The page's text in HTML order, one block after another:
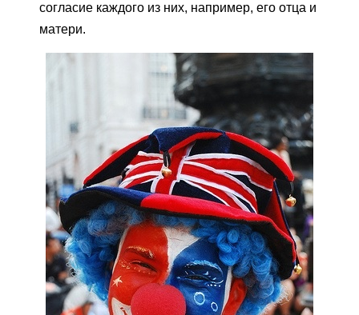
согласие каждого из них, например, его отца и
матери.